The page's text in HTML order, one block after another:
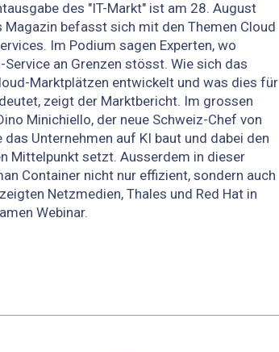
des "IT-Markt" ist am 28. August
Magazin befasst sich mit den Themen Cloud
Im Podium sagen Experten, wo
Service an Grenzen stösst. Wie sich das
Marktplätzen entwickelt und was dies für
zeigt der Marktbericht. Im grossen
Minichiello, der neue Schweiz-Chef von
das Unternehmen auf KI baut und dabei den
Mittelpunkt setzt. Ausserdem in dieser
Container nicht nur effizient, sondern auch
Netzmedien, Thales und Red Hat in
Webinar.